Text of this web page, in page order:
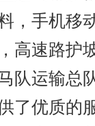
，手机移
高速路护
队运输总
了优质的